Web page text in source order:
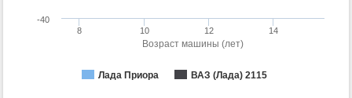
Возраст машины (лет)
Лада Приора ВАЗ (Лада) 2115
8 10 12 14
-40